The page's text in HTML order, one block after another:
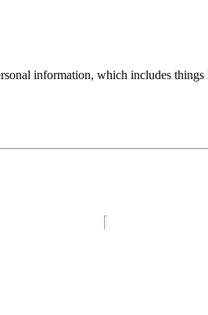
information, which includes